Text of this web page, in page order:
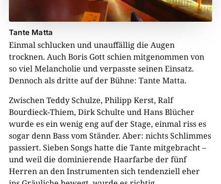
Tante Matta
Einmal schlucken und unauffällig die Augen
trocknen. Auch Boris Gott schien mitgenommen von
so viel Melancholie und verpasste seinen Einsatz.
Dennoch als dritte auf der Bühne: Tante Matta.
Zwischen Teddy Schulze, Philipp Kerst, Ralf
Bourdieck-Thiem, Dirk Schulte und Hans Blücher
wurde es ein wenig eng auf der Stage, einmal riss es
sogar denn Bass vom Ständer. Aber: nichts Schlimmes
passiert. Sieben Songs hatte die Tante mitgebracht –
und weil die dominierende Haarfarbe der fünf
Herren an den Instrumenten sich tendenziell eher